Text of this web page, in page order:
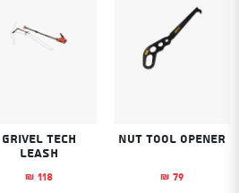
Nut Tool opener
₪ 79
Grivel Tech
leash
₪ 118